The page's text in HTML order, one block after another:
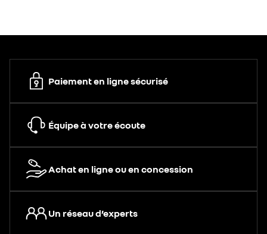
Paiement en ligne sécurisé
Équipe à votre écoute
Achat en ligne ou en concession
Un réseau d’experts